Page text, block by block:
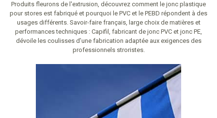
Produits fleurons de l'extrusion, découvrez comment le jonc plastique
pour stores est fabriqué et pourquoi le PVC et le PEBD répondent à des
usages différents. Savoir-faire français, large choix de matières et
performances techniques : Capifil, fabricant de jonc PVC et jonc PE,
dévoile les coulisses d’une fabrication adaptée aux exigences des
professionnels stroristes.